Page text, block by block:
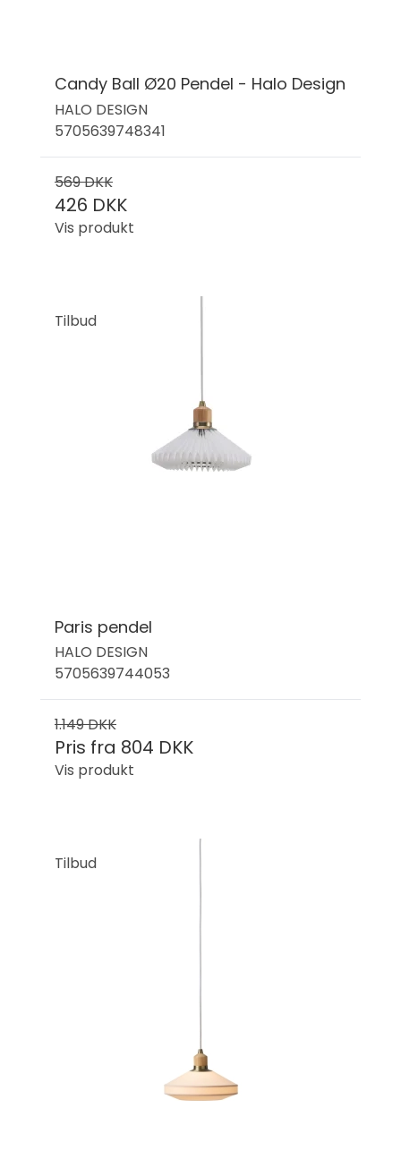
Candy Ball Ø20 Pendel - Halo Design
HALO DESIGN
5705639748341
569 DKK
426 DKK
Vis produkt
Tilbud
Paris pendel
HALO DESIGN
5705639744053
1.149 DKK
Pris fra 804 DKK
Vis produkt
Tilbud